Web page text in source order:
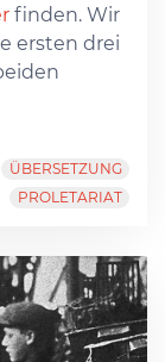
finden. Wir
ersten drei
ÜBERSETZUNG
PROLETARIAT